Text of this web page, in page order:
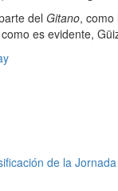
del Gitano, como
es evidente,
de la